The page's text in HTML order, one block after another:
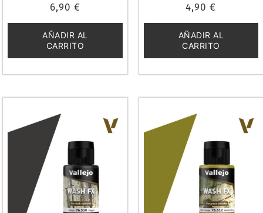
con
de
5
6,90 €
AÑADIR AL
CARRITO
con
de
5
4,90€
AÑADIR AL
CARRITO